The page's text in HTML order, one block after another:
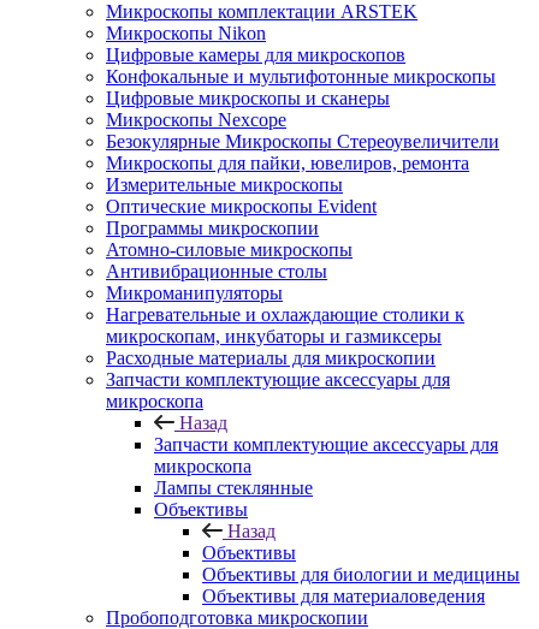
Микроскопы комплектации ARSTEK
Микроскопы Nikon
Цифровые камеры для микроскопов
Конфокальные и мультифотонные микроскопы
Цифровые микроскопы и сканеры
Микроскопы Nexcope
Безокулярные Микроскопы Стереоувеличители
Микроскопы для пайки, ювелиров, ремонта
Измерительные микроскопы
Оптические микроскопы Evident
Программы микроскопии
Атомно-силовые микроскопы
Антивибрационные столы
Микроманипуляторы
Нагревательные и охлаждающие столики к
микроскопам, инкубаторы и газмиксеры
Расходные материалы для микроскопии
Запчасти комплектующие аксессуары для
микроскопа
Назад
Запчасти комплектующие аксессуары для
микроскопа
Лампы стеклянные
Объективы
Назад
Объективы
Объективы для биологии и медицины
Объективы для материаловедения
Пробоподготовка микроскопии